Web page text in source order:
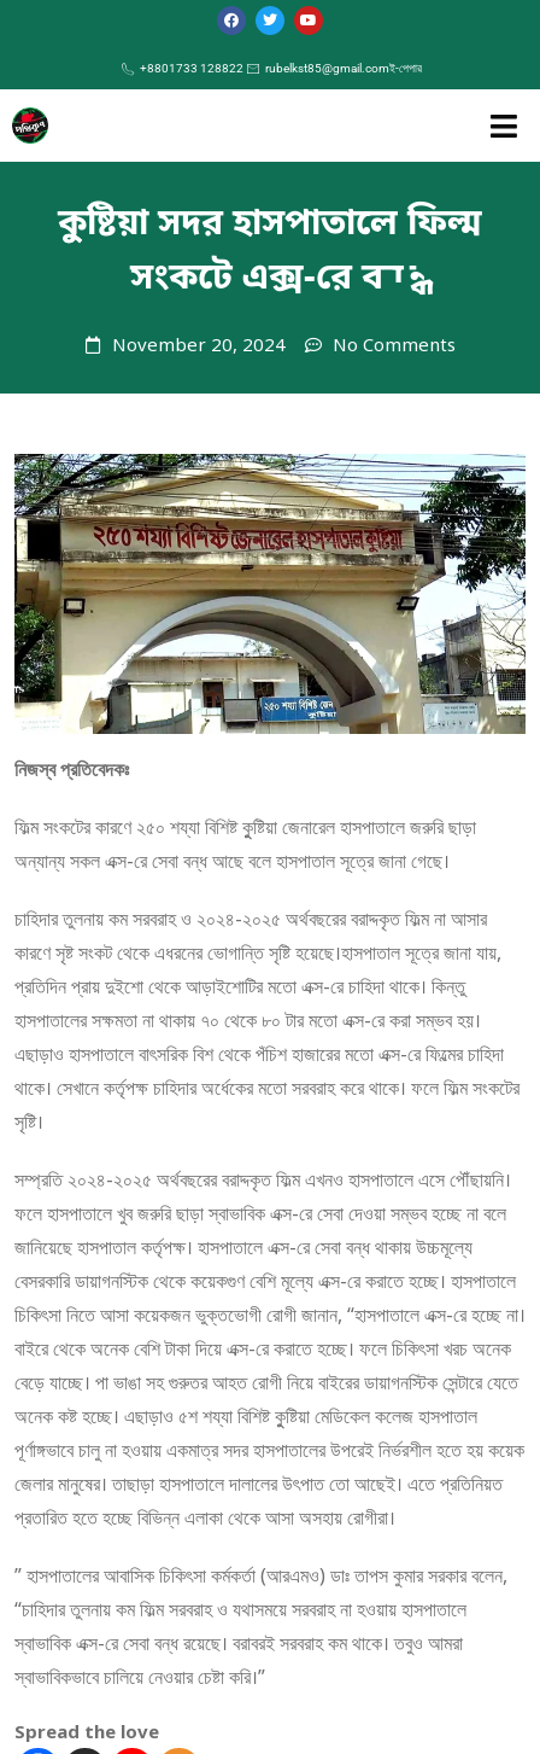
+8801733 128822 rubelkst85@gmail.comই-পেপার
কুুষ্টিয়া সদর হাসপাতালে ফিল্ম
সংকটে এক্স-রে বন্ধ
November 20, 2024 No Comments
নিজস্ব প্রতিবেদকঃ
ফিল্ম সংকটের কারণে ২৫০ শয্যা বিশিষ্ট কুুষ্টিয়া জেনারেল হাসপাতালে জরুরি ছাড়া
অন্যান্য সকল এক্স-রে সেবা বন্ধ আছে বলে হাসপাতাল সূত্রে জানা গেছে।
চাহিদার তুলনায় কম সরবরাহ ও ২০২৪-২০২৫ অর্থবছরের বরাদ্দকৃত ফিল্ম না আসার
কারণে সৃষ্ট সংকট থেকে এধরনের ভোগান্তি সৃষ্টি হয়েছে।হাসপাতাল সূত্রে জানা যায়,
প্রতিদিন প্রায় দুইশো থেকে আড়াইশোটির মতো এক্স-রে চাহিদা থাকে। কিন্তু
হাসপাতালের সক্ষমতা না থাকায় ৭০ থেকে ৮০ টার মতো এক্স-রে করা সম্ভব হয়।
এছাড়াও হাসপাতালে বাৎসরিক বিশ থেকে পঁচিশ হাজারের মতো এক্স-রে ফিল্মের চাহিদা
থাকে। সেখানে কর্তৃপক্ষ চাহিদার অর্ধেকের মতো সরবরাহ করে থাকে। ফলে ফিল্ম সংকটের
সৃষ্টি।
সম্প্রতি ২০২৪-২০২৫ অর্থবছরের বরাদ্দকৃত ফিল্ম এখনও হাসপাতালে এসে পৌঁছায়নি।
ফলে হাসপাতালে খুব জরুরি ছাড়া স্বাভাবিক এক্স-রে সেবা দেওয়া সম্ভব হচ্ছে না বলে
জানিয়েছে হাসপাতাল কর্তৃপক্ষ। হাসপাতালে এক্স-রে সেবা বন্ধ থাকায় উচ্চমূল্যে
বেসরকারি ডায়াগনস্টিক থেকে কয়েকগুণ বেশি মূল্যে এক্স-রে করাতে হচ্ছে। হাসপাতালে
চিকিৎসা নিতে আসা কয়েকজন ভুক্তভোগী রোগী জানান, “হাসপাতালে এক্স-রে হচ্ছে না।
বাইরে থেকে অনেক বেশি টাকা দিয়ে এক্স-রে করাতে হচ্ছে। ফলে চিকিৎসা খরচ অনেক
বেড়ে যাচ্ছে। পা ভাঙা সহ গুরুতর আহত রোগী নিয়ে বাইরের ডায়াগনস্টিক সেন্টারে যেতে
অনেক কষ্ট হচ্ছে। এছাড়াও ৫শ শয্যা বিশিষ্ট কুুষ্টিয়া মেডিকেল কলেজ হাসপাতাল
পূর্ণাঙ্গভাবে চালু না হওয়ায় একমাত্র সদর হাসপাতালের উপরেই নির্ভরশীল হতে হয় কয়েক
জেলার মানুষের। তাছাড়া হাসপাতালে দালালের উৎপাত তো আছেই। এতে প্রতিনিয়ত
প্রতারিত হতে হচ্ছে বিভিন্ন এলাকা থেকে আসা অসহায় রোগীরা।
” হাসপাতালের আবাসিক চিকিৎসা কর্মকর্তা (আরএমও) ডাঃ তাপস কুমার সরকার বলেন,
“চাহিদার তুলনায় কম ফিল্ম সরবরাহ ও যথাসময়ে সরবরাহ না হওয়ায় হাসপাতালে
স্বাভাবিক এক্স-রে সেবা বন্ধ রয়েছে। বরাবরই সরবরাহ কম থাকে। তবুও আমরা
স্বাভাবিকভাবে চালিয়ে নেওয়ার চেষ্টা করি।”
Spread the love